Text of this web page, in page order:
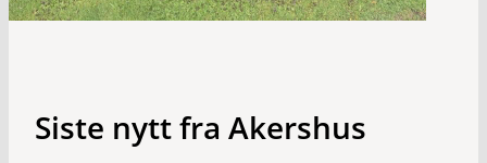
Siste nytt fra Akershus